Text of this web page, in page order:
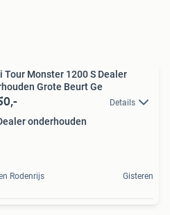
Tour Monster 1200 S Dealer
Grote Beurt Ge
Details
onderhouden
Rodenrijs Gisteren